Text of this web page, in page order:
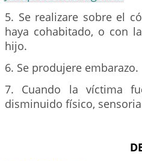
5. Se realizare sobre el
haya cohabitado, o con
hijo.
6. Se produjere embarazo.
7. Cuando la víctima
disminuido físico,